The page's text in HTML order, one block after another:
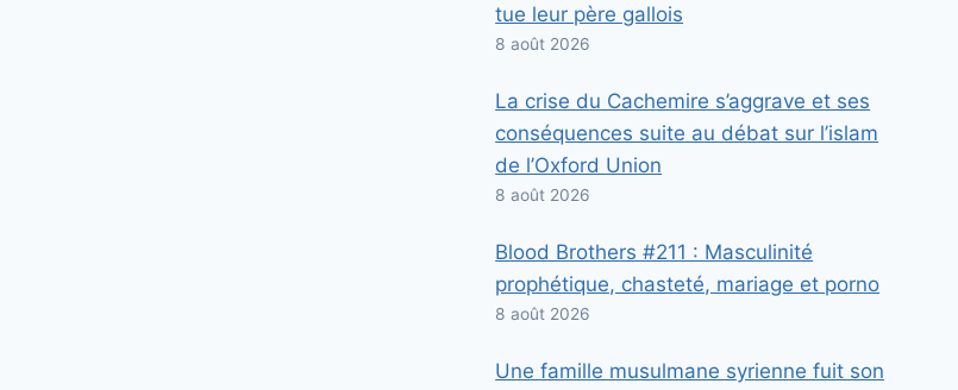
tue leur père gallois
8 août 2026
La crise du Cachemire s’aggrave et ses
conséquences suite au débat sur l’islam
de l’Oxford Union
8 août 2026
Blood Brothers #211 : Masculinité
prophétique, chasteté, mariage et porno
8 août 2026
Une famille musulmane syrienne fuit son